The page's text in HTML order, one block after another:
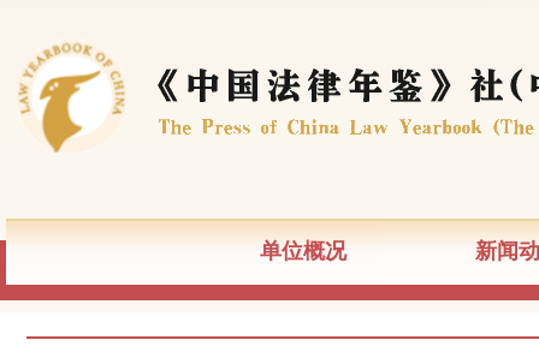
单位概况 新闻